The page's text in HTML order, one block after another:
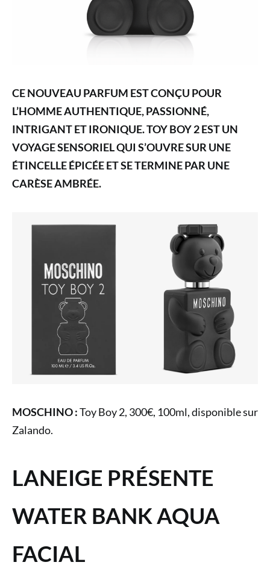
CE NOUVEAU PARFUM EST CONÇU POUR
L’HOMME AUTHENTIQUE, PASSIONNÉ,
INTRIGANT ET IRONIQUE. TOY BOY 2 EST UN
VOYAGE SENSORIEL QUI S’OUVRE SUR UNE
ÉTINCELLE ÉPICÉE ET SE TERMINE PAR UNE
CARÈSE AMBRÉE.
MOSCHINO :Toy Boy 2, 300€, 100ml, disponible sur
Zalando.
LANEIGE PRÉSENTE
WATER BANK AQUA
FACIAL